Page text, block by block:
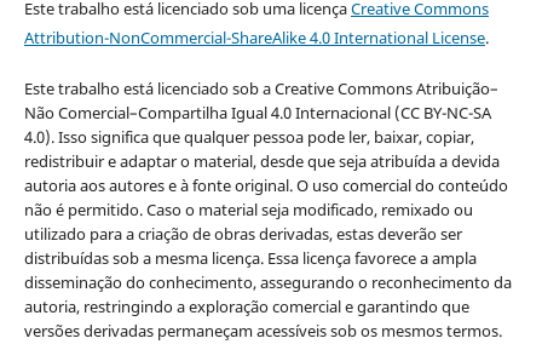
Este trabalho está licenciado sob uma licençaCreative Commons
Attribution-NonCommercial-ShareAlike 4.0 International License.
Este trabalho está licenciado sob a Creative Commons Atribuição–
Não Comercial–Compartilha Igual 4.0 Internacional (CC BY-NC-SA
4.0). Isso significa que qualquer pessoa pode ler, baixar, copiar,
redistribuir e adaptar o material, desde que seja atribuída a devida
autoria aos autores e à fonte original. O uso comercial do conteúdo
não é permitido. Caso o material seja modificado, remixado ou
utilizado para a criação de obras derivadas, estas deverão ser
distribuídas sob a mesma licença. Essa licença favorece a ampla
disseminação do conhecimento, assegurando o reconhecimento da
autoria, restringindo a exploração comercial e garantindo que
versões derivadas permaneçam acessíveis sob os mesmos termos.